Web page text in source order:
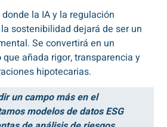
la IA y la regulación
sostenibilidad dejará de ser un
Se convertirá en un
que añada rigor, transparencia y
hipotecarias.
un campo más en el
modelos de datos ESG